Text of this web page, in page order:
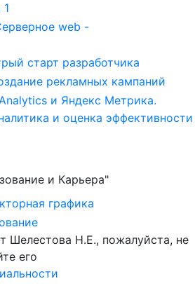
web -
старт разработчика
рекламных кампаний
и Яндекс Метрика.
и оценка эффективности
и Карьера"
графика
Шелестова Н.Е., пожалуйста, не
его